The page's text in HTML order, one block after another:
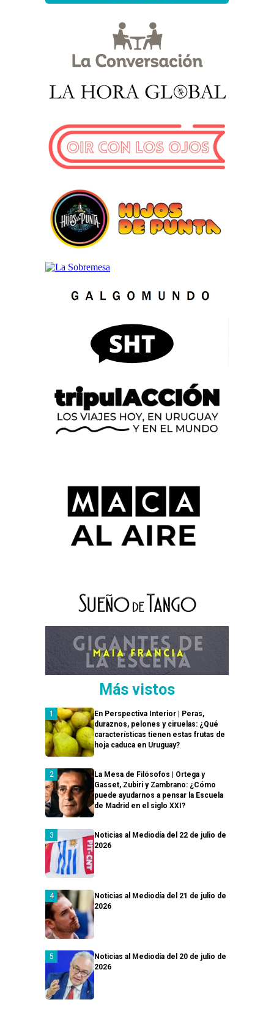
Más vistos
En Perspectiva Interior | Peras,
duraznos, pelones y ciruelas: ¿Qué
características tienen estas frutas de
hoja caduca en Uruguay?
La Mesa de Filósofos | Ortega y
Gasset, Zubiri y Zambrano: ¿Cómo
puede ayudarnos a pensar la Escuela
de Madrid en el siglo XXI?
Noticias al Mediodía del 22 de julio de
2026
Noticias al Mediodía del 21 de julio de
2026
Noticias al Mediodía del 20 de julio de
2026